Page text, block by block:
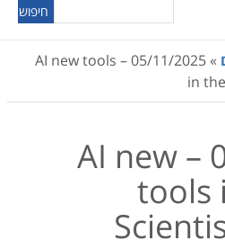
»
05/11/2025 – AI new tools
in
05/11/2025 – AI new
tools